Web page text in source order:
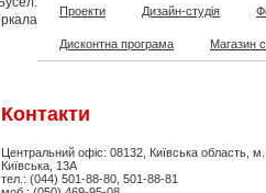
Проекти Дизайн-студія
Дисконтна програма Магазин
Контакти
Центральний офіс: 08132, Київська область,
Київська, 13А
тел.: (044) 501-88-80, 501-88-81